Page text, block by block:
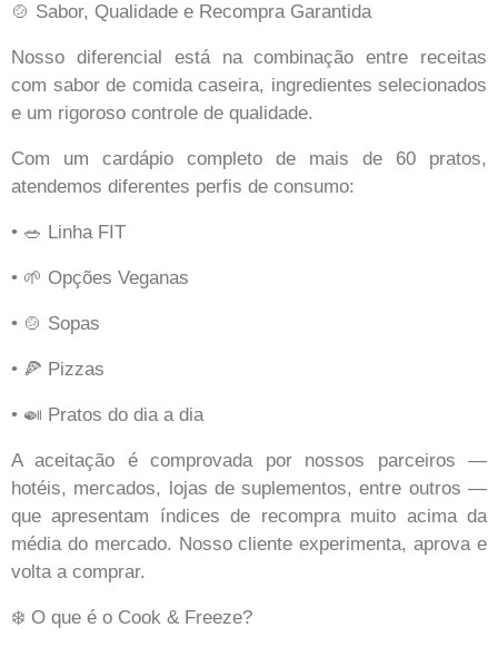
🍲 Sabor, Qualidade e Recompra Garantida
Nosso diferencial está na combinação entre receitas
com sabor de comida caseira, ingredientes selecionados
e um rigoroso controle de qualidade.
Com um cardápio completo de mais de 60 pratos,
atendemos diferentes perfis de consumo:
• 🥗 Linha FIT
• 🌱 Opções Veganas
• 🍲 Sopas
• 🍕 Pizzas
• 🍛 Pratos do dia a dia
A aceitação é comprovada por nossos parceiros —
hotéis, mercados, lojas de suplementos, entre outros —
que apresentam índices de recompra muito acima da
média do mercado. Nosso cliente experimenta, aprova e
volta a comprar.
❄️ O que é o Cook & Freeze?